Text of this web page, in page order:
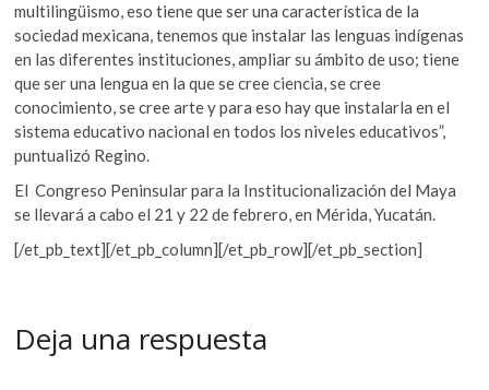
multilingüismo, eso tiene que ser una característica de la
sociedad mexicana, tenemos que instalar las lenguas indígenas
en las diferentes instituciones, ampliar su ámbito de uso; tiene
que ser una lengua en la que se cree ciencia, se cree
conocimiento, se cree arte y para eso hay que instalarla en el
sistema educativo nacional en todos los niveles educativos”,
puntualizó Regino.
El Congreso Peninsular para la Institucionalización del Maya
se llevará a cabo el 21 y 22 de febrero, en Mérida, Yucatán.
[/et_pb_text][/et_pb_column][/et_pb_row][/et_pb_section]
Deja una respuesta